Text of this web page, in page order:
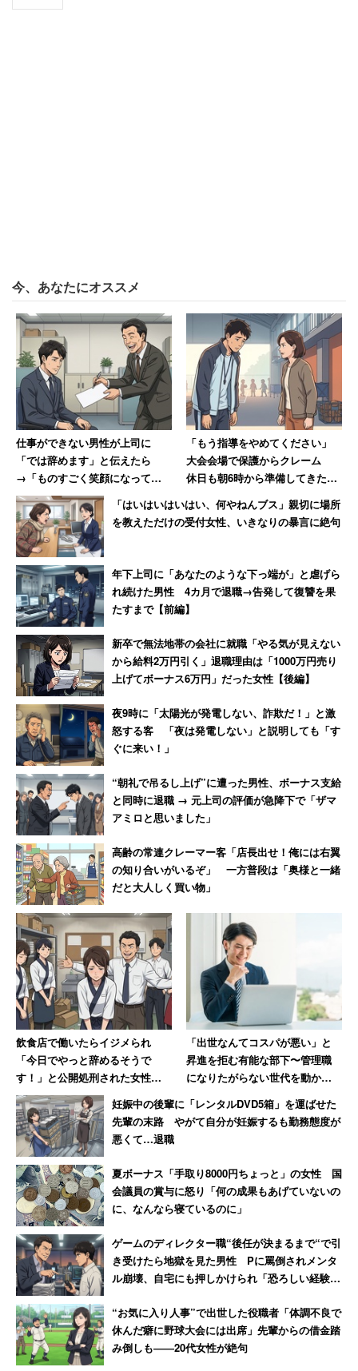
今、あなたにオススメ
仕事ができない男性が上司に
「では辞めます」と伝えたら
→「ものすごく笑顔になって、
その場で退職届を書かされまし
た」
「もう指導をやめてください」
大会会場で保護からクレーム
休日も朝6時から準備してきた部
活動の指導者が思うこと
「はいはいはいはい、何やねんブス」親切に場所
を教えただけの受付女性、いきなりの暴言に絶句
年下上司に「あなたのような下っ端が」と虐げら
れ続けた男性 4カ月で退職→告発して復讐を果
たすまで【前編】
新卒で無法地帯の会社に就職「やる気が見えない
から給料2万円引く」退職理由は「1000万円売り
上げてボーナス6万円」だった女性【後編】
夜9時に「太陽光が発電しない、詐欺だ！」と激
怒する客 「夜は発電しない」と説明しても「す
ぐに来い！」
“朝礼で吊るし上げ”に遭った男性、ボーナス支給
と同時に退職 → 元上司の評価が急降下で「ザマ
アミロと思いました」
高齢の常連クレーマー客「店長出せ！俺には右翼
の知り合いがいるぞ」 一方普段は「奥様と一緒
だと大人しく買い物」
飲食店で働いたらイジメられ
「今日でやっと辞めるそうで
す！」と公開処刑された女性→
数か月、店が潰れて「ザマーミ
ロ！」
「出世なんてコスパが悪い」と
昇進を拒む有能な部下〜管理職
になりたがらない世代を動か
妊娠中の後輩に「レンタルDVD5箱」を運ばせた
先輩の末路 やがて自分が妊娠するも勤務態度が
悪くて…退職
夏ボーナス「手取り8000円ちょっと」の女性 国
会議員の賞与に怒り「何の成果もあげていないの
に、なんなら寝ているのに」
ゲームのディレクター職“後任が決まるまで“で引
き受けたら地獄を見た男性 Pに罵倒されメンタ
ル崩壊、自宅にも押しかけられ「恐ろしい経験で
“お気に入り人事”で出世した役職者「体調不良で
休んだ癖に野球大会には出席」先輩からの借金踏
み倒しも――20代女性が絶句